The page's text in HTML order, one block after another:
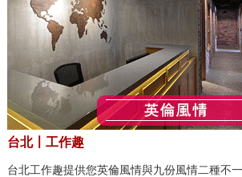
台北〡工作趣
台北工作趣提供您英倫風情與九份風情二種不